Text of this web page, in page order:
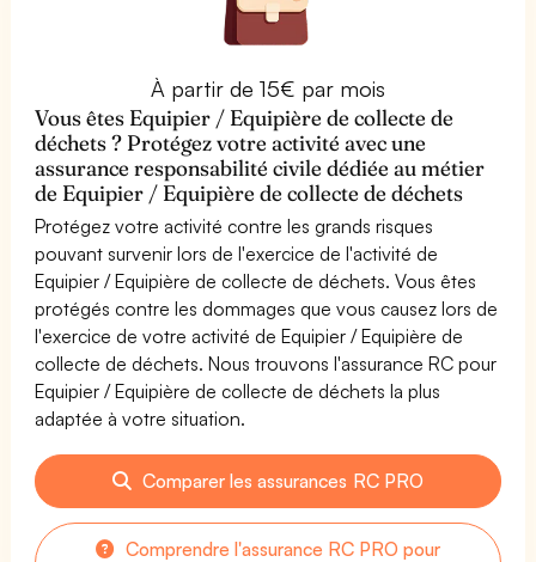
À partir de 15€ par mois
Vous êtes Equipier / Equipière de collecte de
déchets ? Protégez votre activité avec une
assurance responsabilité civile dédiée au métier
de Equipier / Equipière de collecte de déchets
Protégez votre activité contre les grands risques
pouvant survenir lors de l'exercice de l'activité de
Equipier / Equipière de collecte de déchets. Vous êtes
protégés contre les dommages que vous causez lors de
l'exercice de votre activité de Equipier / Equipière de
collecte de déchets. Nous trouvons l'assurance RC pour
Equipier / Equipière de collecte de déchets la plus
adaptée à votre situation.
Comparer les assurances RC PRO
Comprendre l'assurance RC PRO pour